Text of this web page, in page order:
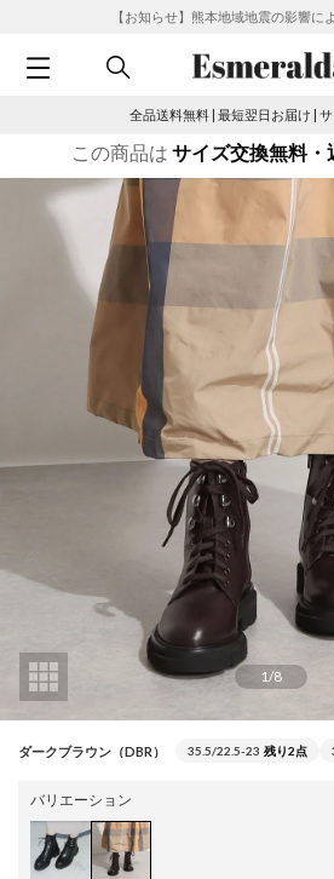
【お知らせ】熊本地域地震の影響に
全品送料無料 | 最短翌日お届け |
この商品は サイズ交換無料・
1/8
ダークブラウン（DBR） 35.5/22.5-23 残り2点
バリエーション